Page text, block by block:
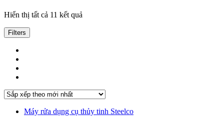
Hiển thị tất cả 11 kết quả
Filters
Máy rửa dụng cụ thủy tinh Steelco